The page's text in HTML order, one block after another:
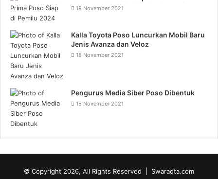
18 November 2021
Kalla Toyota Poso Luncurkan Mobil Baru
Jenis Avanza dan Veloz
18 November 2021
Pengurus Media Siber Poso Dibentuk
15 November 2021
© Copyright 2026, All Rights Reserved | Swaraqta.com